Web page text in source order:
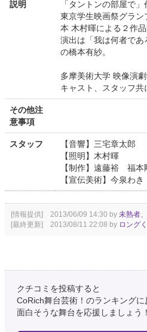
説明
「タントンの部屋で
東京学生映画祭グラ
本 木村暉による２作品
演出は「我は何者であ
の橋本有紗。
多摩美術大学 映像演
キャスト、スタッフ共
その他注
意事項
スタッフ
【音響】三宅章太郎
【照明】木村暉
【制作】遠藤裕 福本
【宣伝美術】今泉わき
[情報提供] 2013/06/09 14:30 by 未熟者、
[最終更新] 2013/08/11 22:08 by ロング
クチコミを投稿すると
CoRich舞台芸術！のランキングに
面白そうな舞台を応援しましょう！